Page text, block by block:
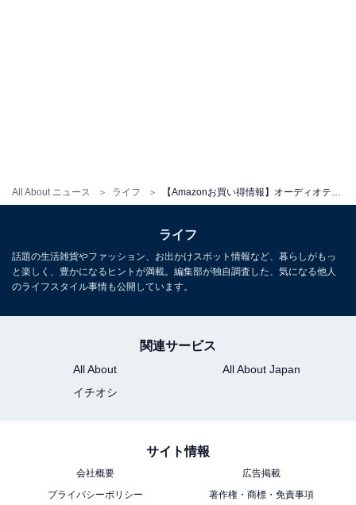
All About ニュース ライフ
ルチポイント 外音取り込み オリジナルステッカー付き
オーディオテクニカ「‎ATH-SQ1TW2」
ン bluetooth 小型 軽量 / 最大20時間再生 / 低遅延/外音取
込み/マルチポイント/マルチペアリング/防水 IPX5 / ワイヤ
ライフ
話題の生活雑貨やファッション、お出かけスポット情報など、暮らしがもっ
と楽しく、豊かになるヒントが満載。編集部が独自調査した、気になる他人
のライフスタイル事情も公開しています。
関連サービス
All About
All About Japan
イチオシ
サイト情報
会社概要
広告掲載
プライバシーポリシー
著作権・商標・免責事項